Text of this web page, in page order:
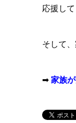
応援し
そして
➡ 家族